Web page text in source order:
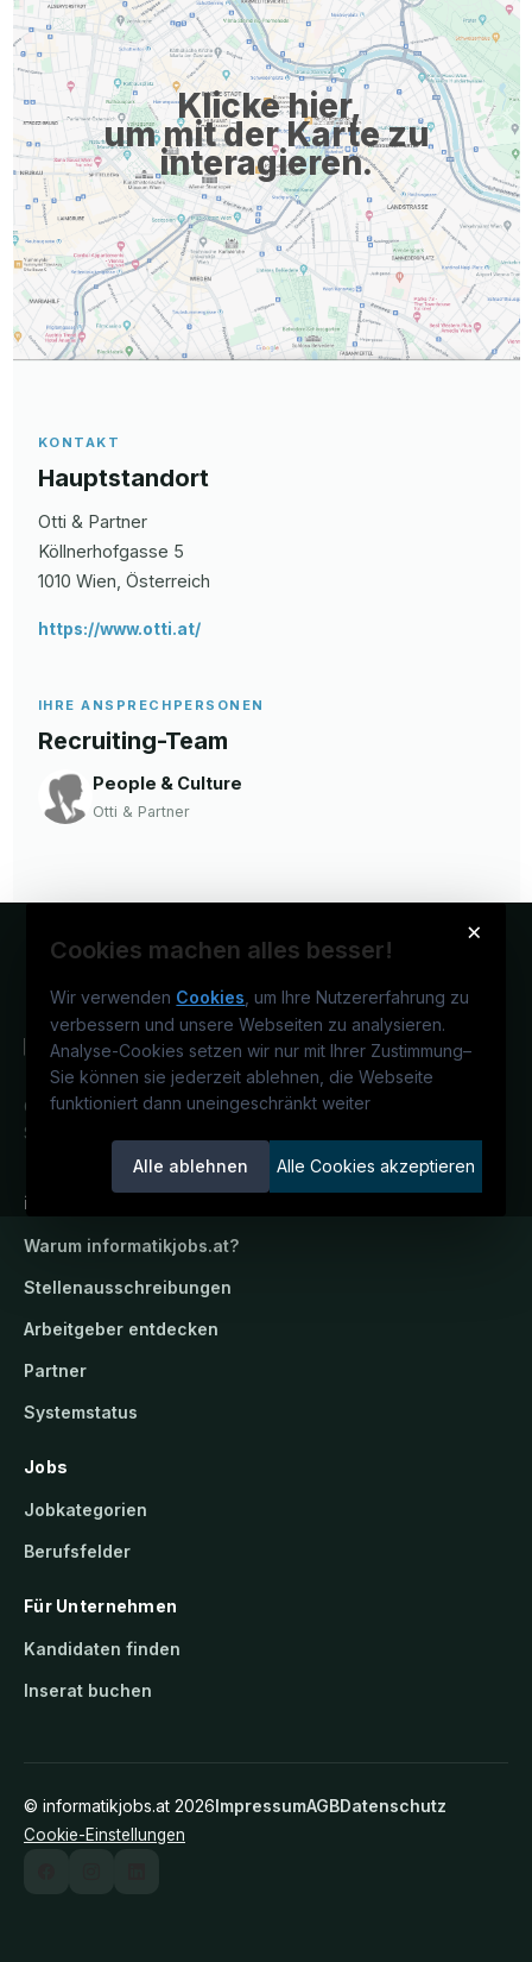
Klicke hier,
um mit der Karte zu
interagieren.
KONTAKT
Hauptstandort
Otti & Partner
Köllnerhofgasse 5
1010 Wien , Österreich
https://www.otti.at/
IHRE ANSPRECHPERSONEN
Recruiting-Team
People & Culture
Otti & Partner
×
Cookies machen alles besser!
Wir verwenden Cookies , um Ihre Nutzererfahrung zu
verbessern und unsere Webseiten zu analysieren.
Analyse-Cookies setzen wir nur mit Ihrer Zustimmung–
Sie können sie jederzeit ablehnen, die Webseite
funktioniert dann uneingeschränkt weiter
Alle ablehnen Alle Cookies akzeptieren
Österreichs IT-Karriereportal.Ein
Service der candidatis GmbH.
informatikjobs.at
Warum informatikjobs.at?
Stellenausschreibungen
Arbeitgeber entdecken
Partner
Systemstatus
Jobs
Jobkategorien
Berufsfelder
Für Unternehmen
Kandidaten finden
Inserat buchen
© informatikjobs.at 2026ImpressumAGBDatenschutz
Cookie-Einstellungen